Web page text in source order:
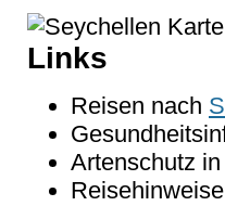
Links
Reisen nach
Artenschutz in